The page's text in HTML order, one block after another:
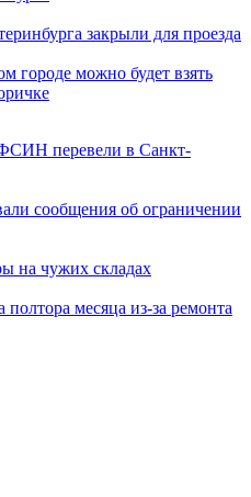
закрыли для проезда
городе можно будет взять
перевели в Санкт-
сообщения об ограничении
на чужих складах
месяца из-за ремонта